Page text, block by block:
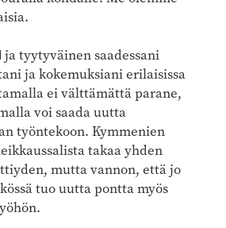
ja tyytyväinen saadessani
ja kokemuksiani erilaisissa
ei välttämättä parane,
voi saada uutta
työntekoon. Kymmenien
takaa yhden
mutta vannon, että jo
tuo uutta pontta myös